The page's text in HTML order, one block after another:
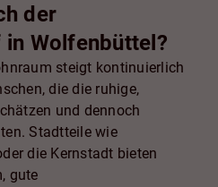
der
Wolfenbüttel?
steigt kontinuierlich
die die ruhige,
und dennoch
Stadtteile wie
die Kernstadt bieten
gute